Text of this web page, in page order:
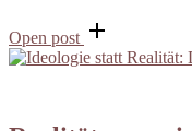
Open post